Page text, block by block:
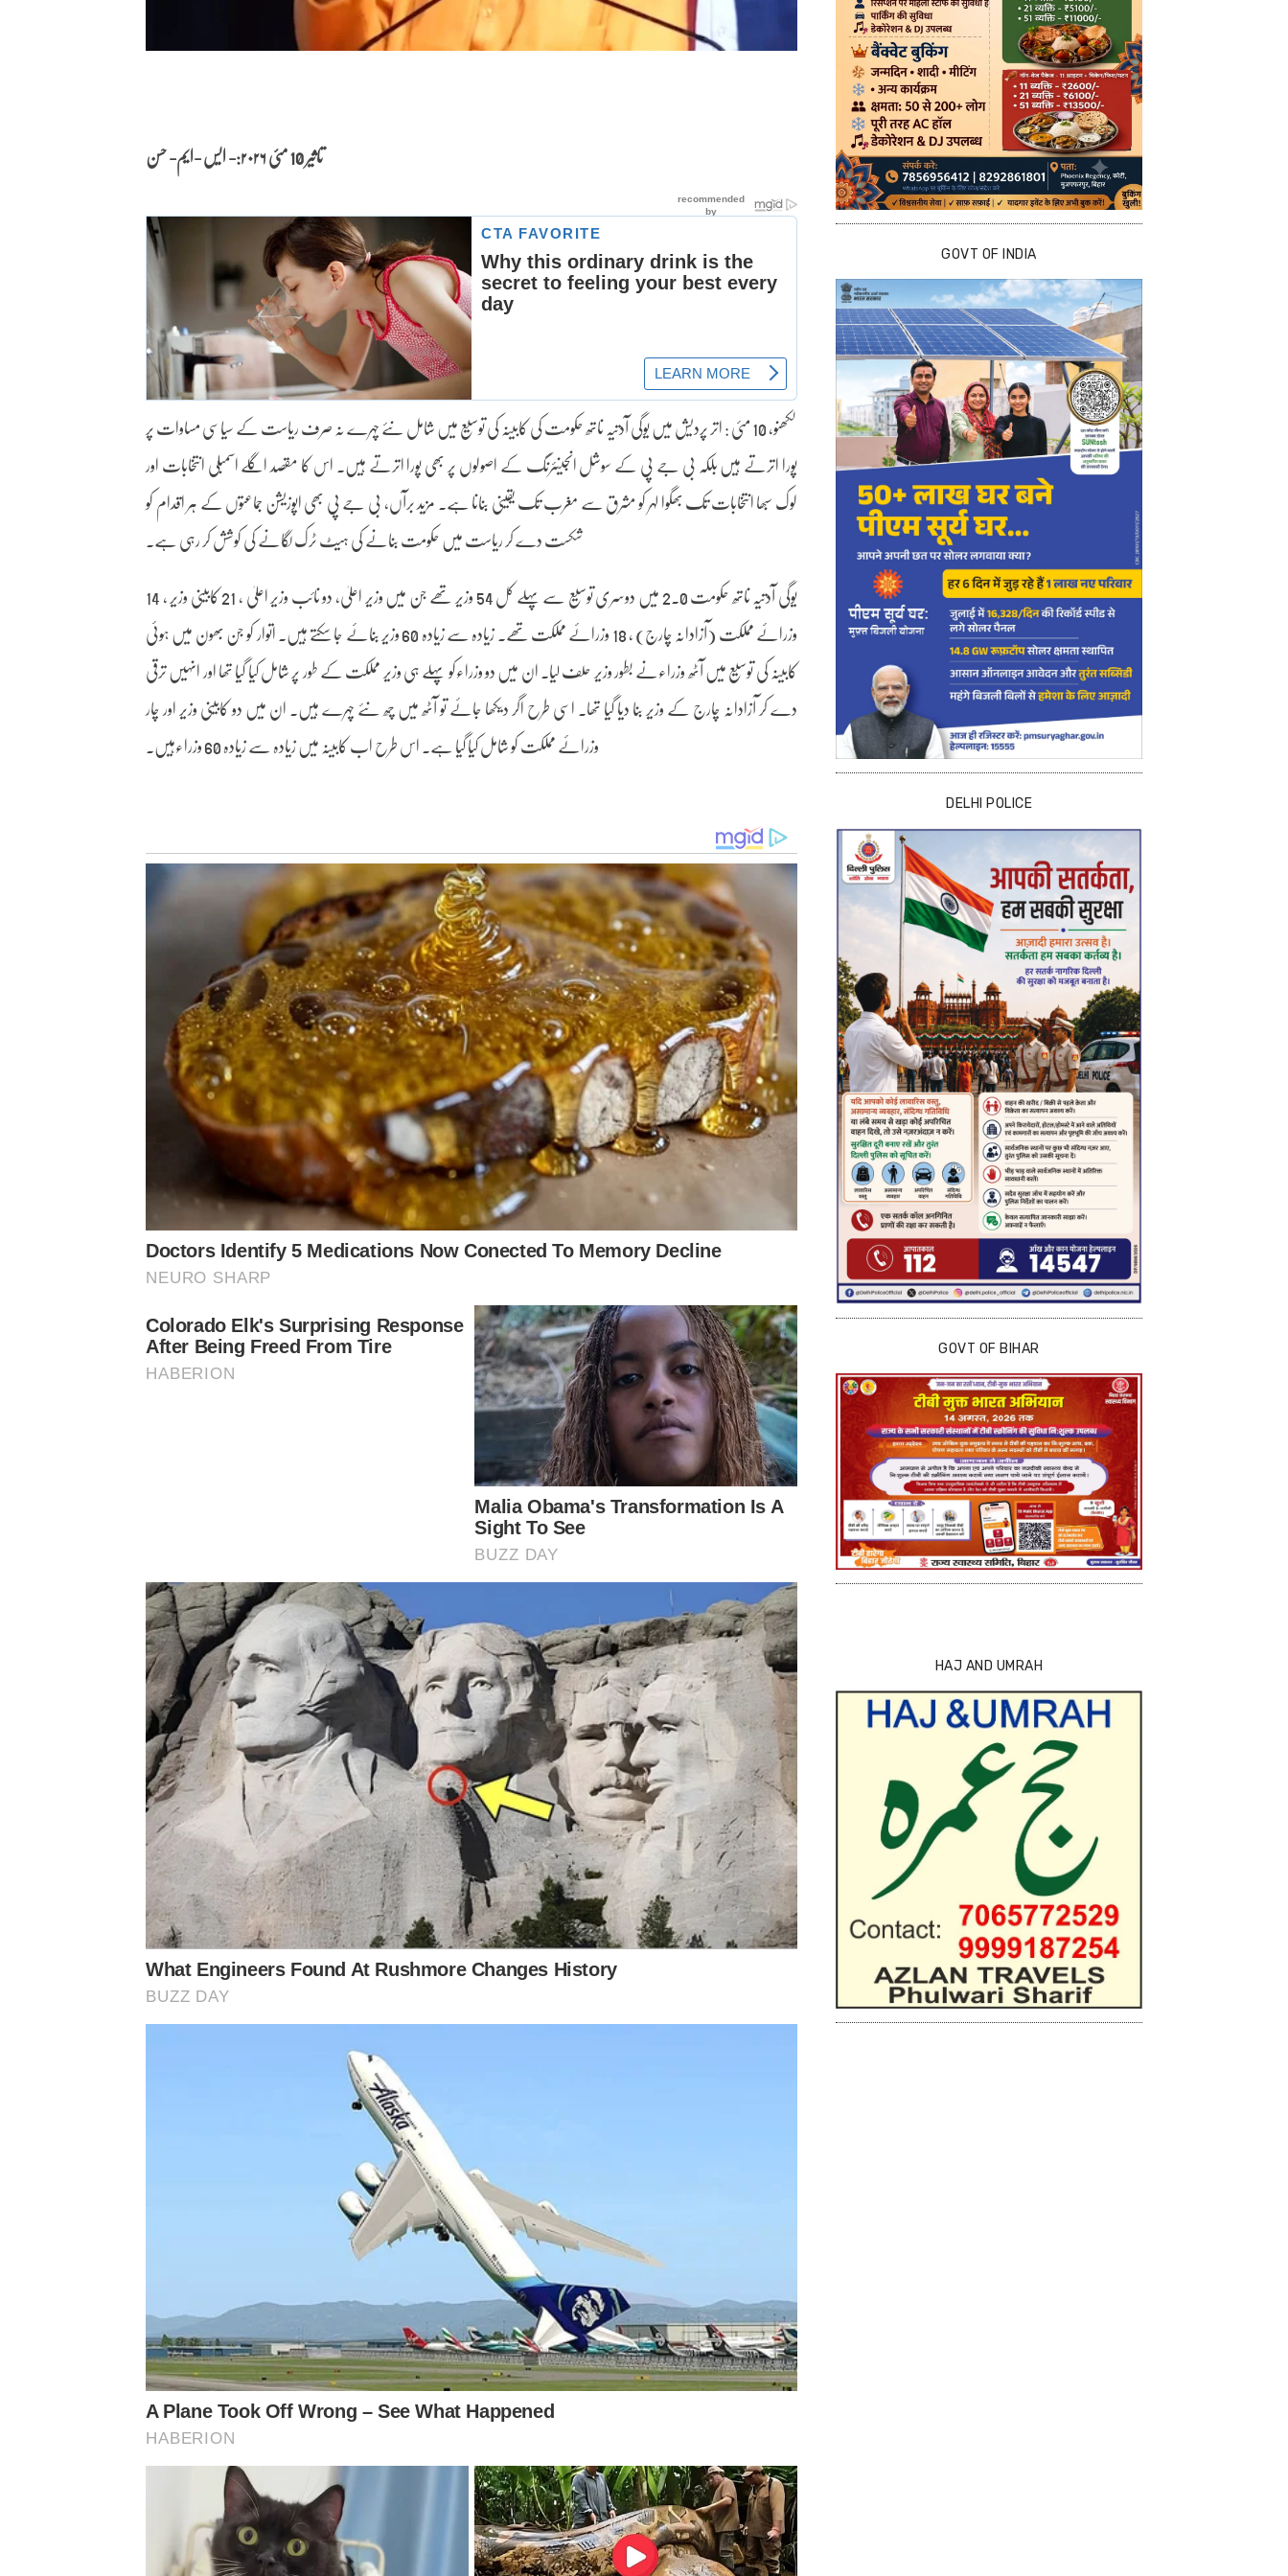
تاثیر 10 مئی ۲۰۲۶:- ایس -ایم- حسن
لکھنو، 10 مئی : اتر پردیش میں یوگی آدتیہ ناتھ حکومت کی کابینہ کی توسیع میں شامل نئے چہرے نہ صرف ریاست کے سیاسی مساوات پر
پورا اترتے ہیں بلکہ بی جے پی کے سوشل انجینئرنگ کے اصولوں پر بھی پورا اترتے ہیں۔ اس کا مقصد اگلے اسمبلی انتخابات اور
لوک سبھا انتخابات تک بھگوا لہر کو مشرق سے مغرب تک یقینی بنانا ہے۔ مزید برآں، بی جے پی بھی اپوزیشن جماعتوں کے ہر اقدام کو
شکست دے کر ریاست میں حکومت بنانے کی ہیٹ ٹرک لگانے کی کوشش کر رہی ہے۔
یوگی آدتیہ ناتھ حکومت 2.0 میں دوسری توسیع سے پہلے کل 54 وزیر تھے جن میں وزیر اعلیٰ، دو نائب وزیر اعلیٰ ، 21 کابینی وزیر ، 14
وزرائے مملکت (آزادانہ چارج) ، 18 وزرائے مملکت تھے۔ زیادہ سے زیادہ 60 وزیر بنائے جا سکتے ہیں۔ اتوار کو جن بھون میں ہوئی
کابینہ کی توسیع میں آٹھ وزراءنے بطور وزیر حلف لیا۔ ان میں دو وزراءکو پہلے ہی وزیر مملکت کے طور پر شامل کیا گیا تھا اور انہیں ترقی
دے کر آزادانہ چارج کے وزیر بنا دیا گیا تھا۔ اسی طرح اگر دیکھا جائے تو آٹھ میں چھ نئے چہرے ہیں۔ ان میں دو کابینی وزیر اور چار
وزرائے مملکت کو شامل کیا گیا ہے۔ اس طرح اب کابینہ میں زیادہ سے زیادہ 60 وزراءہیں۔
GOVT OF INDIA
DELHI POLICE
GOVT OF BIHAR
HAJ AND UMRAH